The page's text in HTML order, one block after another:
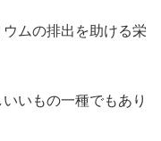
ムの排出を助ける栄
いもの一種でもあり